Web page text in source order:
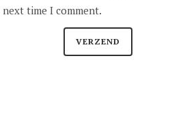
time I comment.